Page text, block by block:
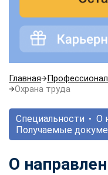
Главная
Охрана труда
Специальности
О
Получаемые
О